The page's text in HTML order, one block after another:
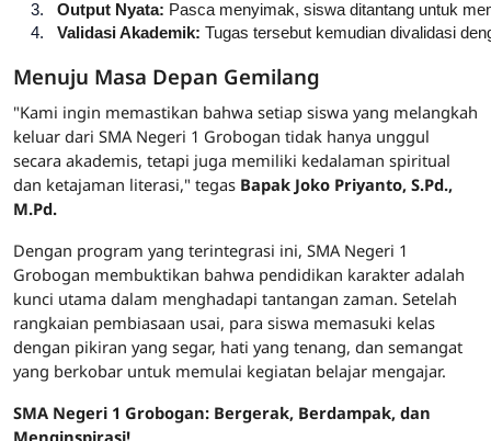
Output Nyata: Pasca menyimak, siswa ditantang untuk
Validasi Akademik: Tugas tersebut kemudian divalidasi
Menuju Masa Depan Gemilang
"Kami ingin memastikan bahwa setiap siswa yang melangkah
keluar dari SMA Negeri 1 Grobogan tidak hanya unggul
secara akademis, tetapi juga memiliki kedalaman spiritual
dan ketajaman literasi," tegas Bapak Joko Priyanto, S.Pd.,
M.Pd.
Dengan program yang terintegrasi ini, SMA Negeri 1
Grobogan membuktikan bahwa pendidikan karakter adalah
kunci utama dalam menghadapi tantangan zaman. Setelah
rangkaian pembiasaan usai, para siswa memasuki kelas
dengan pikiran yang segar, hati yang tenang, dan semangat
yang berkobar untuk memulai kegiatan belajar mengajar.
SMA Negeri 1 Grobogan: Bergerak, Berdampak, dan